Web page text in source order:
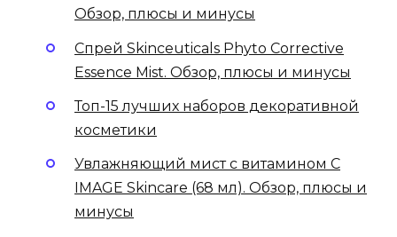
Обзор, плюсы и минусы
Спрей Skinceuticals Phyto Corrective
Essence Mist. Обзор, плюсы и минусы
Топ-15 лучших наборов декоративной
косметики
Увлажняющий мист с витамином С
IMAGE Skincare (68 мл). Обзор, плюсы и
минусы